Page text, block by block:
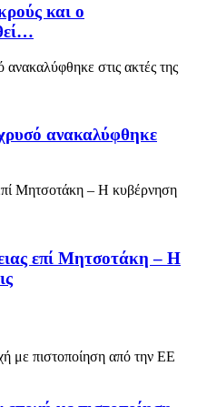
και ο
ανακαλύφθηκε
επί Μητσοτάκη – Η